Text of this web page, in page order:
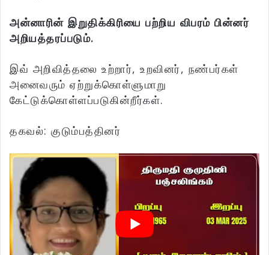
அன்னாரின் இறுதிக்கிரியை பற்றிய விபரம் பின்னர்
அறியத்தரப்படும்.
இவ் அறிவித்தலை உற்றார், உறவினர், நண்பர்கள்
அனைவரும் ஏற்றுக்கொள்ளுமாறு
கேட்டுக்கொள்ளப்படுகின்றீர்கள்.
தகவல்: குடும்பத்தினர்